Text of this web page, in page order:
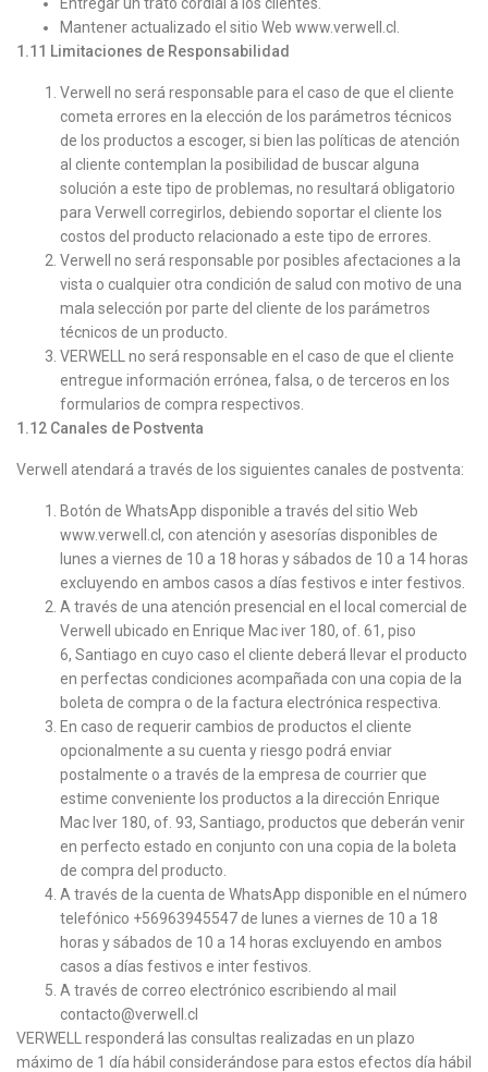
Mantener actualizado el sitio Web www.verwell.cl.
1.11 Limitaciones de Responsabilidad
Verwell no será responsable para el caso de que el cliente
cometa errores en la elección de los parámetros técnicos
de los productos a escoger, si bien las políticas de atención
al cliente contemplan la posibilidad de buscar alguna
solución a este tipo de problemas, no resultará obligatorio
para Verwell corregirlos, debiendo soportar el cliente los
costos del producto relacionado a este tipo de errores.
Verwell no será responsable por posibles afectaciones a la
vista o cualquier otra condición de salud con motivo de una
mala selección por parte del cliente de los parámetros
técnicos de un producto.
VERWELL no será responsable en el caso de que el cliente
entregue información errónea, falsa, o de terceros en los
formularios de compra respectivos.
1.12 Canales de Postventa
Verwell atendará a través de los siguientes canales de postventa:
Botón de WhatsApp disponible a través del sitio Web
www.verwell.cl, con atención y asesorías disponibles de
lunes a viernes de 10 a 18 horas y sábados de 10 a 14 horas
excluyendo en ambos casos a días festivos e inter festivos.
A través de una atención presencial en el local comercial de
Verwell ubicado en Enrique Mac iver 180, of. 61, piso
6, Santiago en cuyo caso el cliente deberá llevar el producto
en perfectas condiciones acompañada con una copia de la
boleta de compra o de la factura electrónica respectiva.
En caso de requerir cambios de productos el cliente
opcionalmente a su cuenta y riesgo podrá enviar
postalmente o a través de la empresa de courrier que
estime conveniente los productos a la dirección Enrique
Mac Iver 180, of. 93, Santiago, productos que deberán venir
en perfecto estado en conjunto con una copia de la boleta
de compra del producto.
A través de la cuenta de WhatsApp disponible en el número
telefónico +56963945547 de lunes a viernes de 10 a 18
horas y sábados de 10 a 14 horas excluyendo en ambos
casos a días festivos e inter festivos.
A través de correo electrónico escribiendo al mail
contacto@verwell.cl
VERWELL responderá las consultas realizadas en un plazo
máximo de 1 día hábil considerándose para estos efectos día hábil